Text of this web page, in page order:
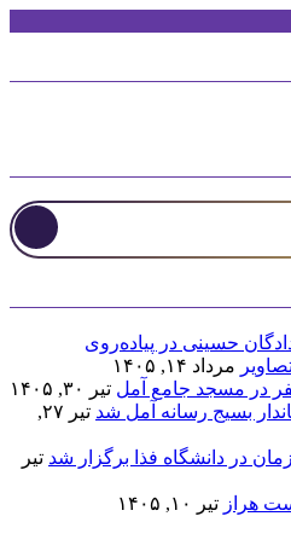
حسینی در پیاده‌روی
مرداد ۱۴, ۱۴۰۵
در مسجد جامع آمل تیر ۳۰, ۱۴۰۵
بسیج رسانه آمل شد
تیر ۲۷,
در دانشگاه فذا برگزار شد تیر
هراز تیر ۱۰, ۱۴۰۵